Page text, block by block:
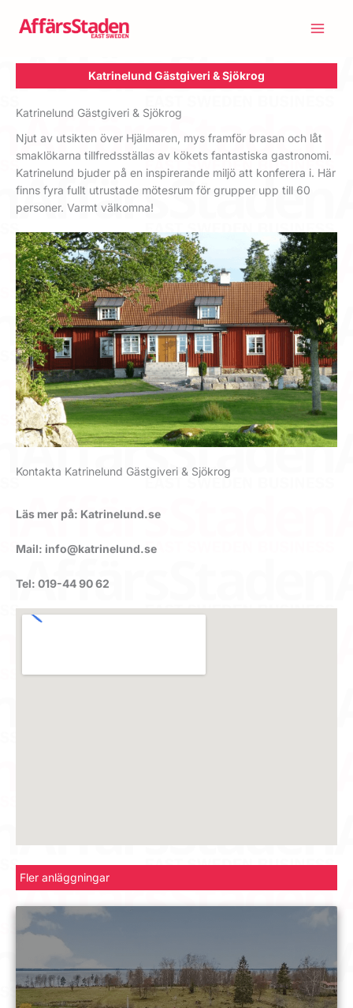
Katrinelund Gästgiveri & Sjökrog
Katrinelund Gästgiveri & Sjökrog
Njut av utsikten över Hjälmaren, mys framför brasan och låt
smaklökarna tillfredsställas av kökets fantastiska gastronomi.
Katrinelund bjuder på en inspirerande miljö att konferera i. Här
finns fyra fullt utrustade mötesrum för grupper upp till 60
personer. Varmt välkomna!
Kontakta Katrinelund Gästgiveri & Sjökrog
Läs mer på: Katrinelund.se
Mail: info@katrinelund.se
Tel: 019-44 90 62
Fler anläggningar